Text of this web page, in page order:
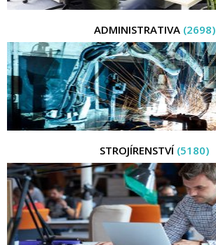
ADMINISTRATIVA (2698)
STROJÍRENSTVÍ (5180)